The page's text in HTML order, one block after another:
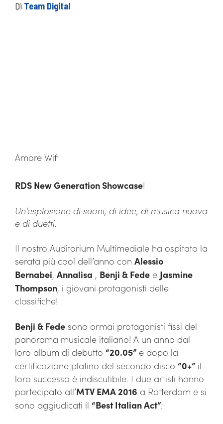
Di Team Digital
Amore Wifi
RDS New Generation Showcase!
Un’esplosione di suoni, di idee, di musica nuova
e di duetti.
Il nostro Auditorium Multimediale ha ospitato la
serata più cool dell’anno con Alessio
Bernabei, Annalisa , Benji & Fede e Jasmine
Thompson, i giovani protagonisti delle
classifiche!
Benji & Fede sono ormai protagonisti fissi del
panorama musicale italiano! A un anno dal
loro album di debutto “20.05” e dopo la
certificazione platino del secondo disco “0+” il
loro successo è indiscutibile. I due artisti hanno
partecipato all’MTV EMA 2016 a Rotterdam e si
sono aggiudicati il “Best Italian Act”.